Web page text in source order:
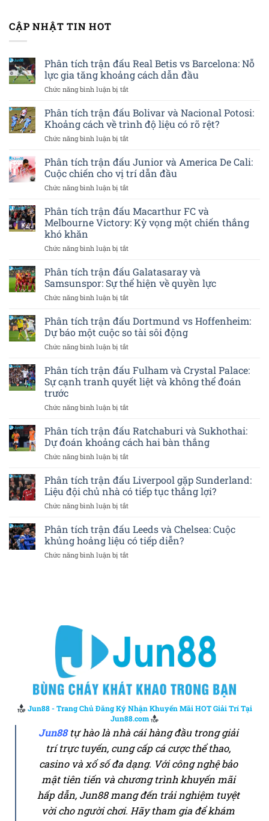
CẬP NHẬT TIN HOT
Phân tích trận đấu Real Betis vs Barcelona: Nỗ
lực gia tăng khoảng cách dẫn đầu
Chức năng bình luận bị tắtở
tích
trận
đấu
Real
vs
Barcelona:
Nỗ
lực
tăng
khoảng
cách
đầu
Phân tích trận đấu Bolivar và Nacional Potosi:
Khoảng cách về trình độ liệu có rõ rệt?
Chức năng bình luận bị tắtở
tích
trận
đấu
Bolivar
Nacional
Potosi:
Khoảng
về
độ
liệu
có
rõ
Phân tích trận đấu Junior và America De Cali:
Cuộc chiến cho vị trí dẫn đầu
Chức năng bình luận bị tắtở
tích
trận
đấu
và
De
Cali:
Cuộc
chiến
vị
trí
dẫn
đầu
Phân tích trận đấu Macarthur FC và
Melbourne Victory: Kỳ vọng một chiến thắng
khó khăn
Chức năng bình luận bị tắtở
tích
trận
đấu
Macarthur
và
Melbourne
Victory:
Kỳ
một
chiến
khăn
Phân tích trận đấu Galatasaray và
Samsunspor: Sự thể hiện về quyền lực
Chức năng bình luận bị tắtở
tích
trận
đấu
Galatasaray
Samsunspor:
Sự
thể
về
lực
Phân tích trận đấu Dortmund vs Hoffenheim:
Dự báo một cuộc so tài sôi động
Chức năng bình luận bị tắtở
tích
trận
đấu
vs
Dự
báo
một
cuộc
tài
sôi
động
Phân tích trận đấu Fulham và Crystal Palace:
Sự cạnh tranh quyết liệt và không thể đoán
trước
Chức năng bình luận bị tắtở
tích
trận
đấu
Fulham
Crystal
Palace:
Sự
cạnh
quyết
liệt
không
Phân tích trận đấu Ratchaburi và Sukhothai:
Dự đoán khoảng cách hai bàn thắng
Chức năng bình luận bị tắtở
tích
trận
đấu
Ratchaburi
Sukhothai:
Dự
đoán
khoảng
Phân tích trận đấu Liverpool gặp Sunderland:
Liệu đội chủ nhà có tiếp tục thắng lợi?
Chức năng bình luận bị tắtở
tích
trận
đấu
Liverpool
tiếp
tục
thắng
lợi?
Phân tích trận đấu Leeds và Chelsea: Cuộc
khủng hoảng liệu có tiếp diễn?
Chức năng bình luận bị tắtở
Cuộc
khủng
liệu
tiếp
diễn?
Jun88 - Trang Chủ Đăng Ký Nhận Khuyến Mãi HOT Giải Trí Tại
Jun88.com
Jun88tự hào là nhà cái hàng đầu trong giải
trí trực tuyến, cung cấp cá cược thể thao,
casino và xổ số đa dạng. Với công nghệ bảo
mật tiên tiến và chương trình khuyến mãi
hấp dẫn, Jun88 mang đến trải nghiệm tuyệt
vời cho người chơi. Hãy tham gia để khám